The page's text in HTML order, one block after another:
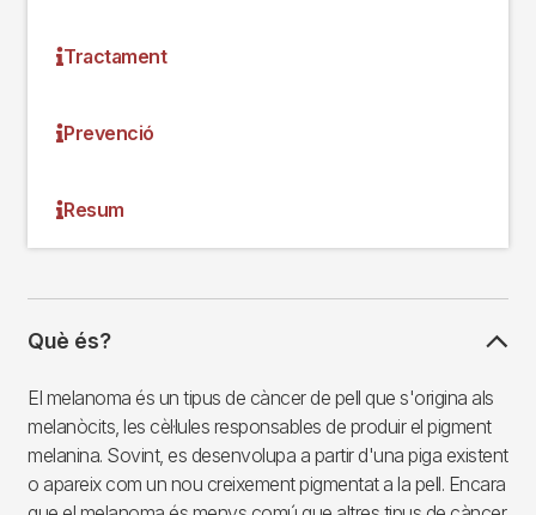
Tractament
Prevenció
Resum
Què és?
El melanoma és un tipus de càncer de pell que s'origina als
melanòcits, les cèl·lules responsables de produir el pigment
melanina. Sovint, es desenvolupa a partir d'una piga existent
o apareix com un nou creixement pigmentat a la pell. Encara